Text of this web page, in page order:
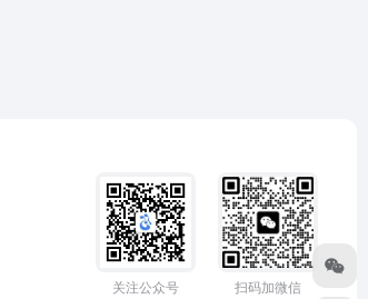
关注公众号 扫码加微信